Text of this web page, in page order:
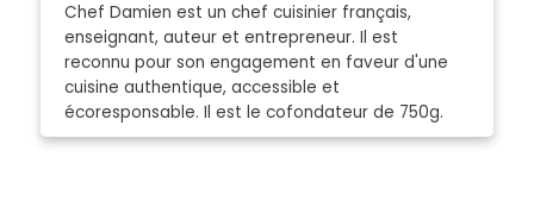
Chef Damien est un chef cuisinier français,
enseignant, auteur et entrepreneur. Il est
reconnu pour son engagement en faveur d'une
cuisine authentique, accessible et
écoresponsable. Il est le cofondateur de 750g.